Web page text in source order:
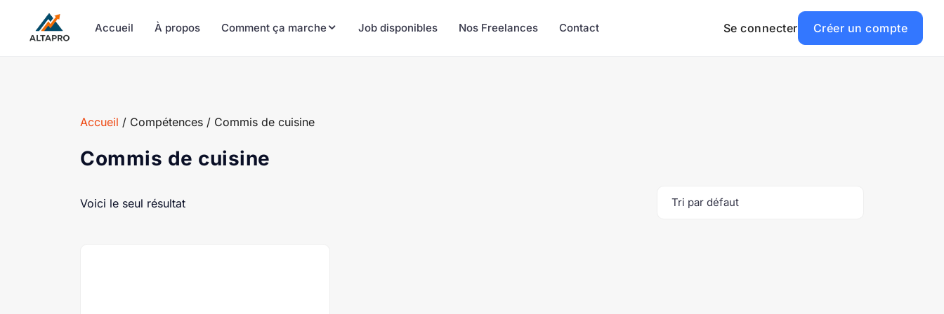
Accueil À propos Comment ça marche Job disponibles Nos Freelances Contact Se connecter Créer un compte
Accueil / Compétences / Commis de cuisine
Commis de cuisine
Voici le seul résultat